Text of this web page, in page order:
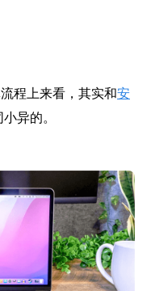
程上来看，其实和安
异的。